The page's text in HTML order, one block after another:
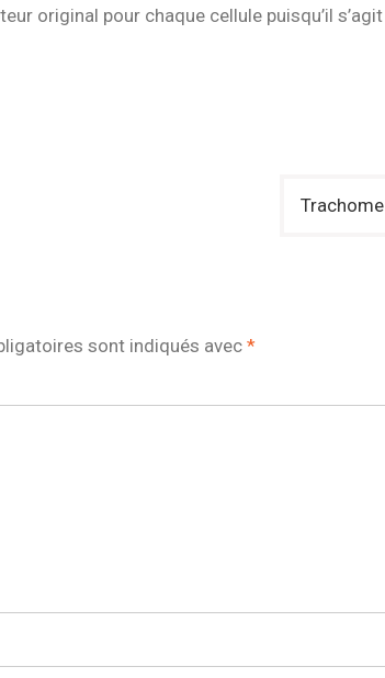
original pour chaque cellule puisqu’il s’agit
Trachome
sont indiqués avec *